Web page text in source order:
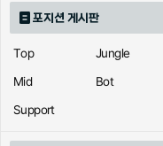
포지션 게시판
Top
Jungle
Mid
Bot
Support